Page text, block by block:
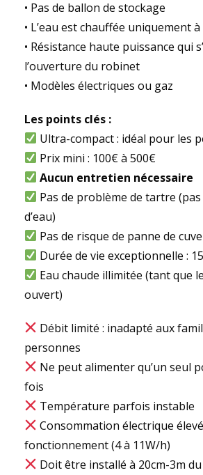
• Pas de ballon de stockage
• L’eau est chauffée uniquement
• Résistance haute puissance qui
l’ouverture du robinet
• Modèles électriques ou gaz
Les points clés :
Ultra-compact : idéal pour les
Prix mini : 100€ à 500€
Aucun entretien nécessaire
Pas de problème de tartre
d’eau)
Pas de risque de panne de cuve
Durée de vie exceptionnelle :
Eau chaude illimitée (tant que
ouvert)
Débit limité : inadapté aux
personnes
Ne peut alimenter qu’un seul
fois
Température parfois instable
Consommation électrique
fonctionnement (4 à 11W/h)
Doit être installé à 20cm-3m du